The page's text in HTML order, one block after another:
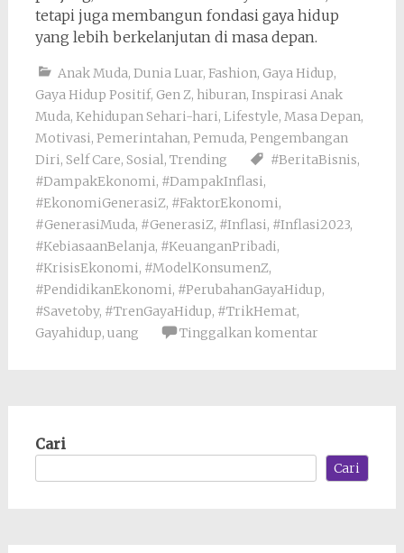
tetapi juga membangun fondasi gaya hidup
yang lebih berkelanjutan di masa depan.
Anak Muda, Dunia Luar, Fashion, Gaya Hidup,
Gaya Hidup Positif, Gen Z, hiburan, Inspirasi Anak
Muda, Kehidupan Sehari-hari, Lifestyle, Masa Depan,
Motivasi, Pemerintahan, Pemuda, Pengembangan
Diri, Self Care, Sosial, Trending #BeritaBisnis,
#DampakEkonomi, #DampakInflasi,
#EkonomiGenerasiZ, #FaktorEkonomi,
#GenerasiMuda, #GenerasiZ, #Inflasi, #Inflasi2023,
#KebiasaanBelanja, #KeuanganPribadi,
#KrisisEkonomi, #ModelKonsumenZ,
#PendidikanEkonomi, #PerubahanGayaHidup,
#Savetoby, #TrenGayaHidup, #TrikHemat,
Gayahidup, uang Tinggalkan komentar
Cari
Cari